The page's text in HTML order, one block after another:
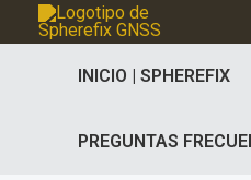
al
INICIO | SPHEREFIX
PREGUNTAS